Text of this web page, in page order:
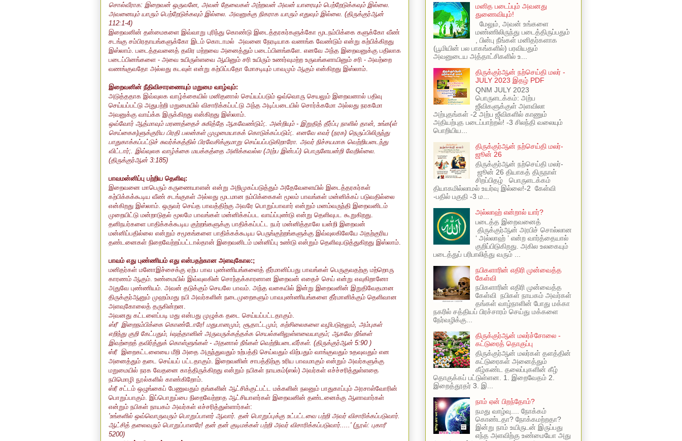
சொல்வீராக: இறைவன் ஒருவனே, அவன் தேவைகள் அற்றவன் அவன் யாரையும் பெற்றேடுக்கவும் இல்லை.
அவனையும் யாரும் பெற்றேடுக்கவும் இல்லை. அவனுக்கு நிகராக யாரும் எதுவும் இல்லை. (திருக்குர்ஆன்
112:1-4)
இறைவனின் தன்மைகளை இவ்வாறு புரிந்து கொண்டு இடைத்தரகர்களுக்கோ மூடநம்பிக்கை களுக்கோ வீண்
சடங்கு சம்பிரதாயங்களுக்கோ இடம் கொடாமல் அவனை நேரடியாக வணங்க வேண்டும் என்று கற்பிக்கிறது
இஸ்லாம். படைத்தவனைத் தவிர மற்றவை அனைத்தும் படைப்பினங்களே. எனவே அந்த இறைவனுக்கு பதிலாக
படைப்பினங்களை - அவை உயிருள்ளவை ஆயினும் சரி உயிரும் உணர்வுமற்ற உருவங்களாயினும் சரி - அவற்றை
வணங்குவதோ அல்லது கடவுள் என்று கற்பிப்பதோ மோசடியும் பாவமும் ஆகும் என்கிறது இஸ்லாம்.
இறைவனின் நீதிவிசாரணையும் மறுமை வாழ்வும்:
அடுத்ததாக இவ்வுலக வாழ்க்கையில் மனிதனால் செய்யப்படும் ஒவ்வொரு செயலும் இறைவனால் பதிவு
செய்யப்பட்டு அதுபற்றி மறுமையில் விசாரிக்கப்பட்டு அந்த அடிப்படையில் சொர்க்கமோ அல்லது நரகமோ
அவனுக்கு வாய்க்க இருக்கிறது என்கிறது இஸ்லாம்.
ஒவ்வோர் ஆத்மாவும் மரணத்தைச் சுகித்தே ஆகவேண்டும்;. அன்றியும் - இறுதித் தீர்ப்பு நாளில் தான், உங்க(ள்
செய்கைக)ளுக்குரிய பிரதி பலன்கள் முழுமையாகக் கொடுக்கப்படும்;. எனவே எவர் (நரக) நெருப்பிலிருந்து
பாதுகாக்கப்பட்டுச் சுவர்க்கத்தில் பிரவேசிக்குமாறு செய்யப்படுகிறாரோ. அவர் நிச்சயமாக வெற்றியடைந்து
விட்டார்;. இவ்வுலக வாழ்க்கை மயக்கத்தை அளிக்கவல்ல (அற்ப இன்பப்) பொருளேயன்றி வேறில்லை.
(திருக்குர்ஆன் 3:185)
பாவமன்னிப்பு பற்றிய தெளிவு:
இறைவனை மாபெரும் கருணையாளன் என்று அறிமுகப்படுத்தும் அதேவேளையில் இடைத்தரகர்கள்
கற்பிக்கக்கூடிய வீண் சடங்குகள் அல்லது மூடமான நம்பிக்கைகள் மூலம் பாவங்கள் மன்னிக்கப் படுவதில்லை
என்கிறது இஸ்லாம். ஒருவர் செய்த பாவத்திற்கு அவரே பொறுப்பாவார் என்றும் மனம்வருந்தி இறைவனிடம்
முறையிட்டு மன்றாடுதல் மூலமே பாவங்கள் மன்னிக்கப்பட வாய்ப்புண்டு என்று தெளிவுபட கூறுகிறது.
தனிநபர்களை பாதிக்கக்கூடிய குற்றங்களுக்கு பாதிக்கப்பட்ட நபர் மன்னித்தாலே யன்றி இறைவன்
மன்னிப்பதில்லை என்றும் சமூகங்களை பாதிக்கக்கூடிய பெருங்குற்றங்களுக்கு இவ்வுலகிலேயே அதற்குரிய
தண்டனைகள் நிறைவேற்றப்பட்டால்தான் இறைவனிடம் மன்னிப்பு உண்டு என்றும் தெளிவுபடுத்துகிறது இஸ்லாம்.
பாவம் எது புண்ணியம் எது என்பதற்கான அளவுகோல:;
மனிதர்கள் மனோஇச்சைக்கு ஏற்ப பாவ புண்ணியங்களைத் தீர்மானிப்பது பாவங்கள் பெருகுவதற்கு மற்றொரு
காரணம் ஆகும். உண்மையில் இவ்வுலகின் சொந்தக்காரனான இறைவன் எதைச் செய் என்று எவுகிறானோ
அதுவே புண்ணியம். அவன் தடுக்கும் செயலே பாவம். அந்த வகையில் இன்று இறைவனின் இறுதிவேதமான
திருக்குர்ஆனும் முஹம்மது நபி அவர்களின் நடைமுறைகளும் பாவபுண்ணியங்களை தீர்மானிக்கும் தெளிவான
அளவுகோலைத் தருகின்றன.
அவனது கட்டளைப்படி மது என்பது முழுக்க தடை செய்யப்பட்டதாகும்.
ஸ்ரீ இறைநம்பிக்கை கொண்டோரே! மதுபானமும், சூதாட்டமும், கற்சிலைகளை வழிபடுதலும், அம்புகள்
எறிந்து குறி கேட்பதும், iஷத்தானின் அருவருக்கத்தக்க செயல்களிலுள்ளவையாகும்; ஆகவே நீங்கள்
இவற்றைத் தவிர்த்துக் கொள்ளுங்கள் - அதனால் நீங்கள் வெற்றியடைவீர்கள். (திருக்குர்ஆன் 5:90 )
ஸ்ரீ இறைகட்டளையை மீறி அதை அருந்துவதும் உற்பத்தி செய்வதும் விற்பதும் வாங்குவதும் உதவுவதும் என
அனைத்தும் தடை செய்யப் பட்டதாகும். இறைவனின் சாபத்திற்கு உரிய பாவமாகும் என்றும் அவர்களுக்கு
மறுமையில் நரக வேதனை காத்திருக்கிறது என்றும் நபிகள் நாயகம்(ஸல்) அவர்கள் எச்ச்சரித்துள்ளதை
நபிமொழி நூல்களில் காண்கிறோம்.
ஸ்ரீ சட்டம் ஒழுங்கைப் பேணுவதும் தங்களின் ஆட்சிக்குட்பட்ட மக்களின் நலனும் பாதுகாப்பும் அரசாள்வோரின்
பொறுப்பாகும். இப்பொறுப்பை நிறைவேற்றாத ஆட்சியாளர்கள் இறைவனின் தண்டனைக்கு ஆளாவார்கள்
என்றும் நபிகள் நாயகம் அவர்கள் எச்சரித்துள்ளார்கள்:
'உங்களில் ஒவ்வொருவரும் பொறுப்பாளர் ஆவார். தன் பொறுப்புக்கு உட்பட்டவை பற்றி அவர் விசாரிக்கப்படுவார்.
ஆட்சித் தலைவரும் பொறுப்பாளரே! தன் தன் குடிமக்கள் பற்றி அவர் விசாரிக்கப்படுவார்.....' (நூல்: புகாரீ
5200)
மனித படைப்பும் அவனது
துணைவியும்!
மேலும், அவன் உங்களை
மண்ணிலிருந்து படைத்திருப்பதும்
, பின்பு நீங்கள் மனிதர்களாக
(பூமியின் பல பாகங்களில்) பரவியதும்
அவனுடைய அத்தாட்சிகளில் உ...
திருக்குர்ஆன் நற்செய்தி மலர் -
JULY 2023 இதழ் PDF
QNM JULY 2023
பொருளடக்கம்: அற்ப
ஜீவிகளுக்குள் அளவிலா
அற்புதங்கள் -2 அற்ப ஜீவிகளில் காணும்
அதியற்புத படைப்பாற்றல்! -3 சிலந்தி வலையும்
பொறியிய...
திருக்குர்ஆன் நற்செய்தி மலர்-
ஜூன் 26
திருக்குர்ஆன் நற்செய்தி மலர்-
ஜூன் 26 தியாகத் திருநாள்
சிறப்பிதழ் பொருளடக்கம்
தியாகமில்லாமல் உயர்வு இல்லை!-2 கேள்வி
-பதில் பகுதி -3 ம...
அல்லாஹ் என்றால் யார்?
படைத்த இறைவனைத்
திருக்குர்ஆன் அரபிச் சொல்லான
‘ அல்லாஹ் ’ என்ற வார்த்தையால்
குறிப்பிடுகிறது. அகில உலகையும்
படைத்துப் பரிபாலித்து வரும் ...
நபிகளாரின் எதிரி முன்வைத்த
கேள்வி
நபிகளாரின் எதிரி முன்வைத்த
கேள்வி நபிகள் நாயகம் அவர்கள்
தங்கள் வாழ்நாளின் போது மக்கா
நகரில் சத்தியப் பிரச்சாரம் செய்து மக்களை
நேர்வழிக்கு...
திருக்குர்ஆன் மலர்ச்சோலை -
கட்டுரைத் தொகுப்பு
திருக்குர்ஆன் மலர்கள் தளத்தின்
கட்டுரைகள் அனைத்தும்
கீழ்கண்ட தலைப்புகளின் கீழ்
தொகுக்கப் பட்டுள்ளன. 1. இறைவேதம் 2.
இறைத்தூதர் 3. இ...
நாம் ஏன் பிறந்தோம்?
நமது வாழ்வு.... நோக்கம்
கொண்டதா? நோக்கமற்றதா?
இன்று நாம் உயிருடன் இருப்பது
எந்த அளவிற்கு உண்மையோ அது